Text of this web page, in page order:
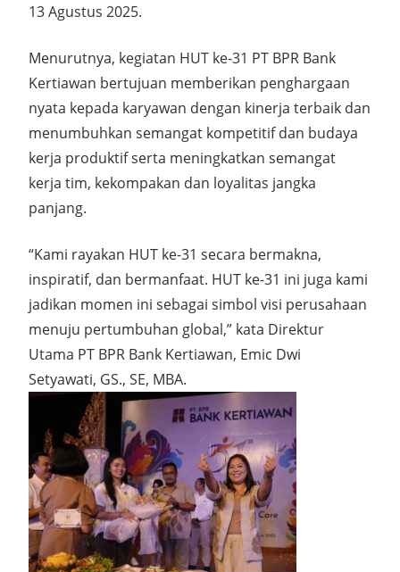
13 Agustus 2025.
Menurutnya, kegiatan HUT ke-31 PT BPR Bank
Kertiawan bertujuan memberikan penghargaan
nyata kepada karyawan dengan kinerja terbaik dan
menumbuhkan semangat kompetitif dan budaya
kerja produktif serta meningkatkan semangat
kerja tim, kekompakan dan loyalitas jangka
panjang.
“Kami rayakan HUT ke-31 secara bermakna,
inspiratif, dan bermanfaat. HUT ke-31 ini juga kami
jadikan momen ini sebagai simbol visi perusahaan
menuju pertumbuhan global,” kata Direktur
Utama PT BPR Bank Kertiawan, Emic Dwi
Setyawati, GS., SE, MBA.